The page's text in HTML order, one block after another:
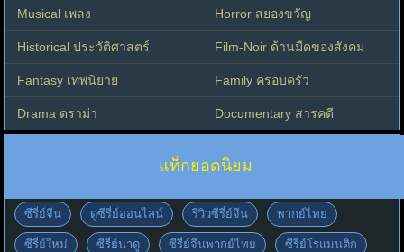
Musical เพลง Horror สยองขวัญ
Historical ประวัติศาสตร์ Film-Noir ด้านมืดของสังคม
Fantasy เทพนิยาย Family ครอบครัว
Drama ดราม่า Documentary สารคดี
แท็กยอดนิยม
ซีรี่ย์จีน ดูซีรี่ย์ออนไลน์ รีวิวซีรี่ย์จีน พากย์ไทย
ซีรี่ย์ใหม่ ซีรี่ย์น่าดู ซีรี่ย์จีนพากย์ไทย ซีรี่ย์โรแมนติก